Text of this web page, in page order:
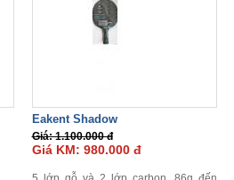
Eakent Shadow
Giá: 1.100.000 đ
Giá KM: 980.000 đ